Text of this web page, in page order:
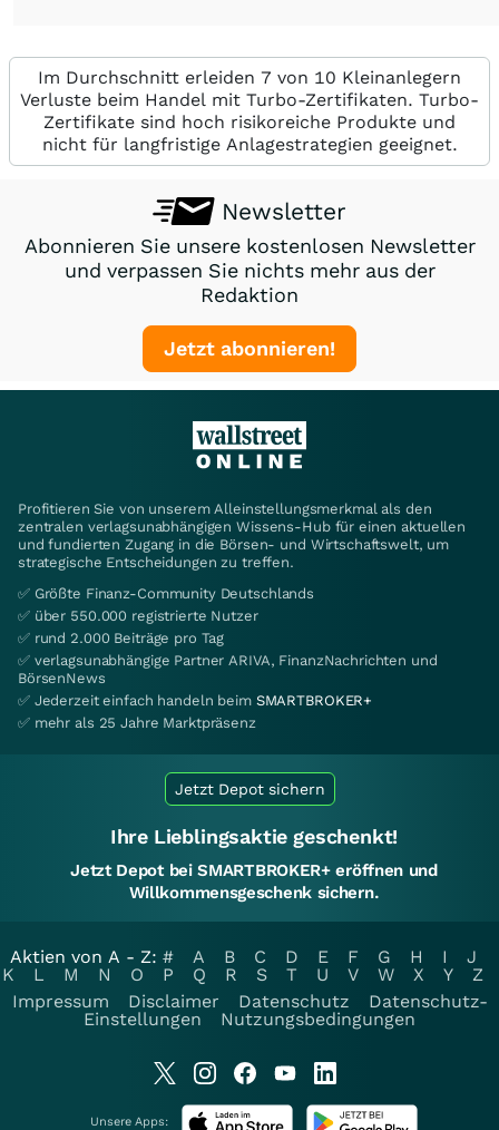
Im Durchschnitt erleiden 7 von 10 Kleinanlegern
Verluste beim Handel mit Turbo-Zertifikaten. Turbo-
Zertifikate sind hoch risikoreiche Produkte und
nicht für langfristige Anlagestrategien geeignet.
Newsletter
Abonnieren Sie unsere kostenlosen Newsletter
und verpassen Sie nichts mehr aus der
Redaktion
Jetzt abonnieren!
Profitieren Sie von unserem Alleinstellungsmerkmal als den
zentralen verlagsunabhängigen Wissens-Hub für einen aktuellen
und fundierten Zugang in die Börsen- und Wirtschaftswelt, um
strategische Entscheidungen zu treffen.
✅ Größte Finanz-Community Deutschlands
✅ über 550.000 registrierte Nutzer
✅ rund 2.000 Beiträge pro Tag
✅ verlagsunabhängige Partner ARIVA, FinanzNachrichten und
BörsenNews
✅ Jederzeit einfach handeln beim SMARTBROKER+
✅ mehr als 25 Jahre Marktpräsenz
Jetzt Depot sichern
Ihre Lieblingsaktie geschenkt!
Jetzt Depot bei SMARTBROKER+ eröffnen und
Willkommensgeschenk sichern.
Aktien von A - Z: # A B C D E F G H I
J
K
L M N O P Q R S T U V W X Y
Z
Impressum
Disclaimer Datenschutz
Datenschutz-
Einstellungen
Nutzungsbedingungen
Unsere Apps: